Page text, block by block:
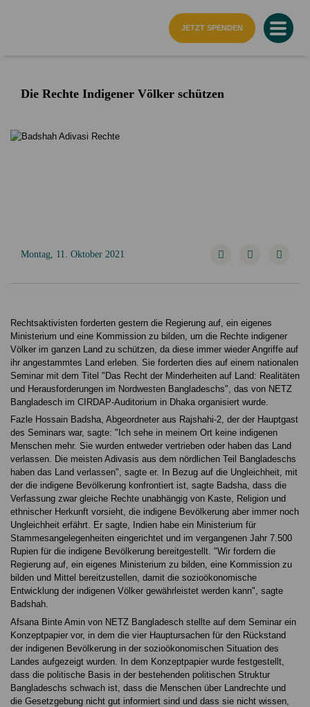
JETZT SPENDEN
Die Rechte Indigener Völker schützen
Montag, 11. Oktober 2021
Rechtsaktivisten forderten gestern die Regierung auf, ein eigenes
Ministerium und eine Kommission zu bilden, um die Rechte indigener
Völker im ganzen Land zu schützen, da diese immer wieder Angriffe auf
ihr angestammtes Land erleben. Sie forderten dies auf einem nationalen
Seminar mit dem Titel "Das Recht der Minderheiten auf Land: Realitäten
und Herausforderungen im Nordwesten Bangladeschs", das von NETZ
Bangladesch im CIRDAP-Auditorium in Dhaka organisiert wurde.
Fazle Hossain Badsha, Abgeordneter aus Rajshahi-2, der der Hauptgast
des Seminars war, sagte: "Ich sehe in meinem Ort keine indigenen
Menschen mehr. Sie wurden entweder vertrieben oder haben das Land
verlassen. Die meisten Adivasis aus dem nördlichen Teil Bangladeschs
haben das Land verlassen", sagte er. In Bezug auf die Ungleichheit, mit
der die indigene Bevölkerung konfrontiert ist, sagte Badsha, dass die
Verfassung zwar gleiche Rechte unabhängig von Kaste, Religion und
ethnischer Herkunft vorsieht, die indigene Bevölkerung aber immer noch
Ungleichheit erfährt. Er sagte, Indien habe ein Ministerium für
Stammesangelegenheiten eingerichtet und im vergangenen Jahr 7.500
Rupien für die indigene Bevölkerung bereitgestellt. "Wir fordern die
Regierung auf, ein eigenes Ministerium zu bilden, eine Kommission zu
bilden und Mittel bereitzustellen, damit die sozioökonomische
Entwicklung der indigenen Völker gewährleistet werden kann", sagte
Badshah.
Afsana Binte Amin von NETZ Bangladesch stellte auf dem Seminar ein
Konzeptpapier vor, in dem die vier Hauptursachen für den Rückstand
der indigenen Bevölkerung in der sozioökonomischen Situation des
Landes aufgezeigt wurden. In dem Konzeptpapier wurde festgestellt,
dass die politische Basis in der bestehenden politischen Struktur
Bangladeschs schwach ist, dass die Menschen über Landrechte und
die Gesetzgebung nicht gut informiert sind und dass sie nicht wissen,